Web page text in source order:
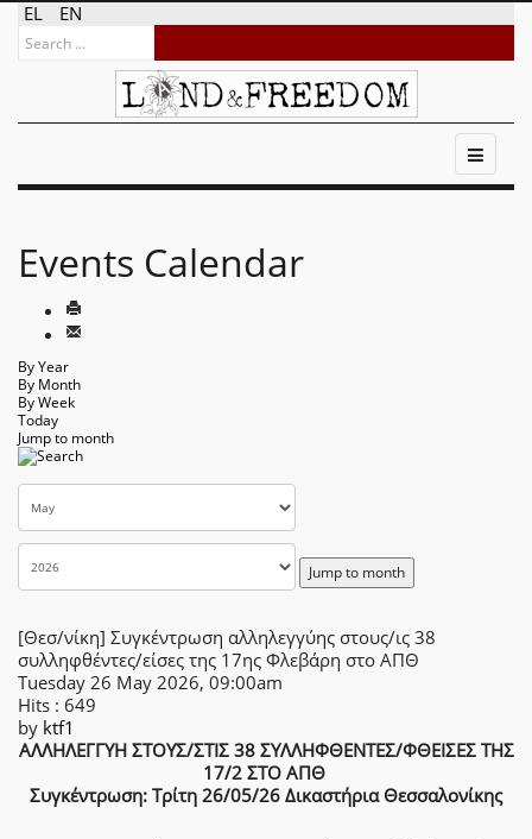
EL EN
Events Calendar
By Year
By Month
By Week
Today
Jump to month
Jump to month
[Θεσ/νίκη] Συγκέντρωση αλληλεγγύης στους/ις 38
συλληφθέντες/είσες της 17ης Φλεβάρη στο ΑΠΘ
Tuesday 26 May 2026, 09:00am
Hits : 649
by ktf1
ΑΛΛΗΛΕΓΓΥΗ ΣΤΟΥΣ/ΣΤΙΣ 38 ΣΥΛΛΗΦΘΕΝΤΕΣ/ΦΘΕΙΣΕΣ ΤΗΣ
17/2 ΣΤΟ ΑΠΘ
Συγκέντρωση: Τρίτη 26/05/26 Δικαστήρια Θεσσαλονίκης